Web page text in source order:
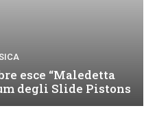
esce “Maledetta
degli Slide Pistons